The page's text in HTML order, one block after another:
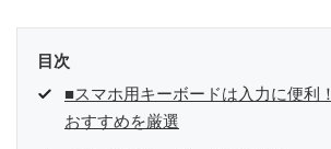
目次
■スマホ用キーボードは入力に便利
おすすめを厳選